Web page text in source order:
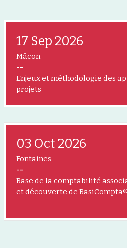
17 Sep 2026
Mâcon
--
Enjeux et méthodologie des
projets
03 Oct 2026
Fontaines
--
Base de la comptabilité
et découverte de BasiCompta®